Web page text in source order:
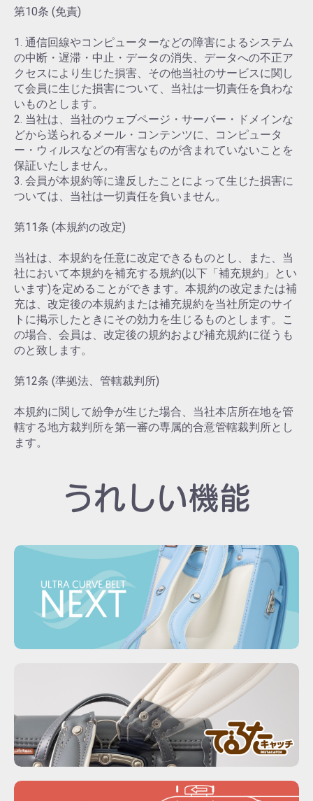
第10条 (免責)
1. 通信回線やコンピューターなどの障害によるシステム
の中断・遅滞・中止・データの消失、データへの不正ア
クセスにより生じた損害、その他当社のサービスに関し
て会員に生じた損害について、当社は一切責任を負わな
いものとします。
2. 当社は、当社のウェブページ・サーバー・ドメインな
どから送られるメール・コンテンツに、コンピュータ
ー・ウィルスなどの有害なものが含まれていないことを
保証いたしません。
3. 会員が本規約等に違反したことによって生じた損害に
ついては、当社は一切責任を負いません。
第11条 (本規約の改定)
当社は、本規約を任意に改定できるものとし、また、当
社において本規約を補充する規約(以下「補充規約」とい
います)を定めることができます。本規約の改定または補
充は、改定後の本規約または補充規約を当社所定のサイ
トに掲示したときにその効力を生じるものとします。こ
の場合、会員は、改定後の規約および補充規約に従うも
のと致します。
第12条 (準拠法、管轄裁判所)
本規約に関して紛争が生じた場合、当社本店所在地を管
轄する地方裁判所を第一審の専属的合意管轄裁判所とし
ます。
うれしい機能